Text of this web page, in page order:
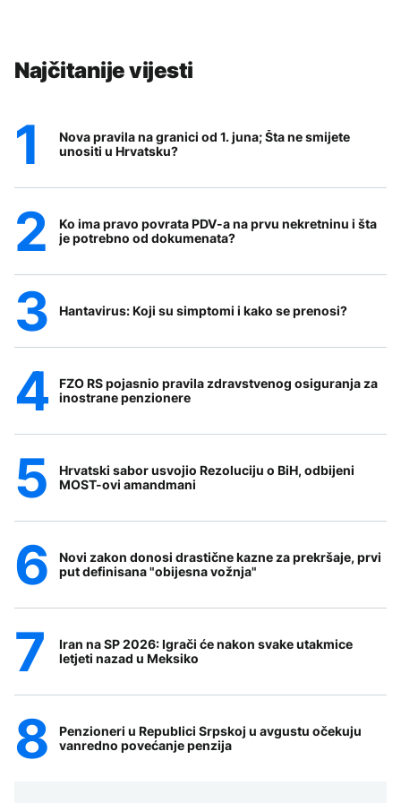
Najčitanije vijesti
Nova pravila na granici od 1. juna; Šta ne smijete
unositi u Hrvatsku?
Ko ima pravo povrata PDV-a na prvu nekretninu i šta
je potrebno od dokumenata?
Hantavirus: Koji su simptomi i kako se prenosi?
FZO RS pojasnio pravila zdravstvenog osiguranja za
inostrane penzionere
Hrvatski sabor usvojio Rezoluciju o BiH, odbijeni
MOST-ovi amandmani
Novi zakon donosi drastične kazne za prekršaje, prvi
put definisana "obijesna vožnja"
Iran na SP 2026: Igrači će nakon svake utakmice
letjeti nazad u Meksiko
Penzioneri u Republici Srpskoj u avgustu očekuju
vanredno povećanje penzija